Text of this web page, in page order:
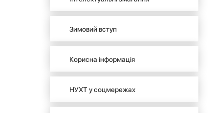
Зимовий вступ
Корисна інформація
НУХТ у соцмережах